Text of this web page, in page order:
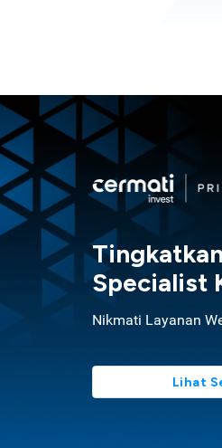
Specialist
Nikmati Layanan
Lihat